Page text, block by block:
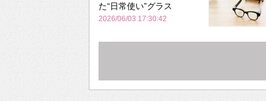
た“日常使い”グラス
2026/06/03 17:30:42